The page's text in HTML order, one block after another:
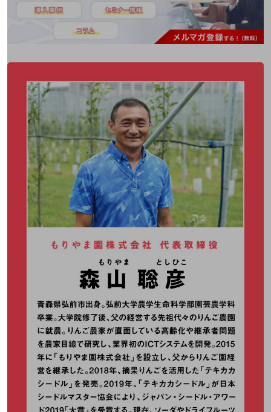
業種・業態で探す
一次産業
医療・介護
モビリティ
製造・建設業
小売業
モバイルTOP
法人向けスマホ・携帯に関する、
おすすめの機種、料金やサービスをご紹介
製品TOP
ビジネス向けスマートフォン
タフネススマートフォン
データ通信製品
ドコモケータイ